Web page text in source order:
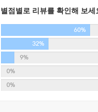
열심히 생각하고 기억한
간의 날갯짓 때문에 인간
름답고 처연하다. _김미현(
별점별로 리뷰를 확인해 보세
60%
32%
9%
0%
0%